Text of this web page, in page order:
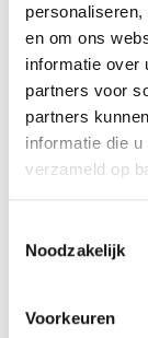
en om ons
informatie over
partners voor
partners
informatie die
verzameld op
Noodzakelijk
Voorkeuren